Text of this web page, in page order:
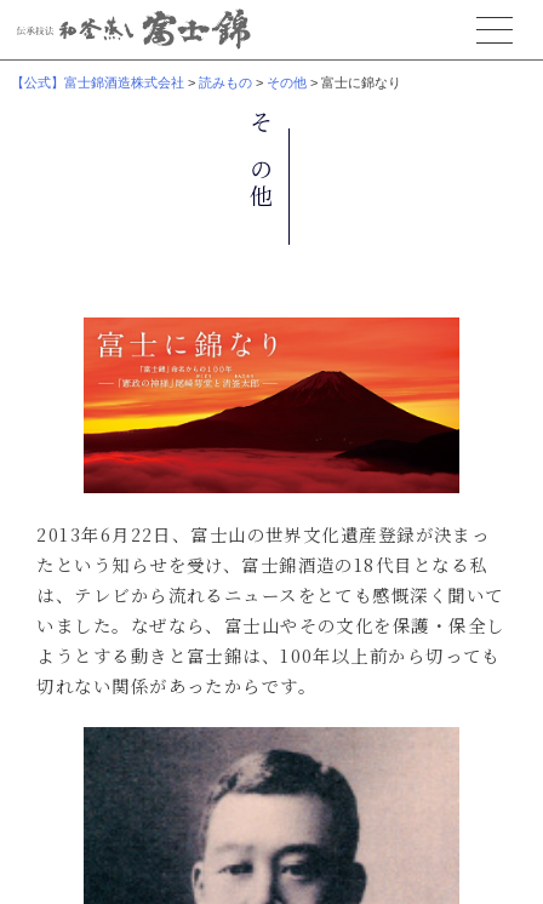
【公式】富士錦酒造株式会社 > 読みもの> その他> 富士に錦なり
その他
2013年6月22日、富士山の世界文化遺産登録が決まっ
たという知らせを受け、富士錦酒造の18代目となる私
は、テレビから流れるニュースをとても感慨深く聞いて
いました。なぜなら、富士山やその文化を保護・保全し
ようとする動きと富士錦は、100年以上前から切っても
切れない関係があったからです。